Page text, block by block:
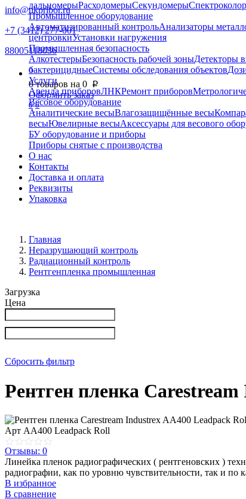
info@nkpribor.ru
+7 (3412) 277-001
88005118036
0
0 товаров на 0 p
Оформить заказ
0 0
дальномерыРасходомерыСекундомеры
Промышленное оборудование
Автоматизированный контрольАнализаторы
центровкиУстановки нагружения
Промышленная безопасность
АлкотестерыБезопасность рабочей зоныДетекторы
бактерицидныеСистемы обследования объектов
Услуги
Аренда приборовЛНКРемонт приборов
Весовое оборудование
Аналитические весыВлагозащищённые весы
весыЮвелирные весыАксессуары для весового
БУ оборудование и приборы
Приборы снятые с производства
О нас
Контакты
Доставка и оплата
Реквизиты
Упаковка
Главная
Неразрушающий контроль
Радиационный контроль
Рентгенпленка промышленная
Загрузка
Цена
Сбросить фильтр
Рентген пленка
Арт AA400 Leadpack Roll
Отзывы: 0
Линейка пленок радиографических ( рентгеновских )
радиографии, как по уровню чувствительности, так и по
В избранное
В сравнение